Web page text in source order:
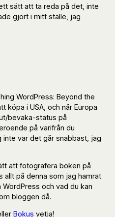
sätt att ta reda på det, inte
gjort i mitt ställe, jag
WordPress: Beyond the
köpa i USA, och når Europa
bevaka-status på
på varifrån du
inte var det går snabbast, jag
att fotografera boken på
allt på denna som jag hamrat
och vad du kan
bloggen då.
Bokus vetja!